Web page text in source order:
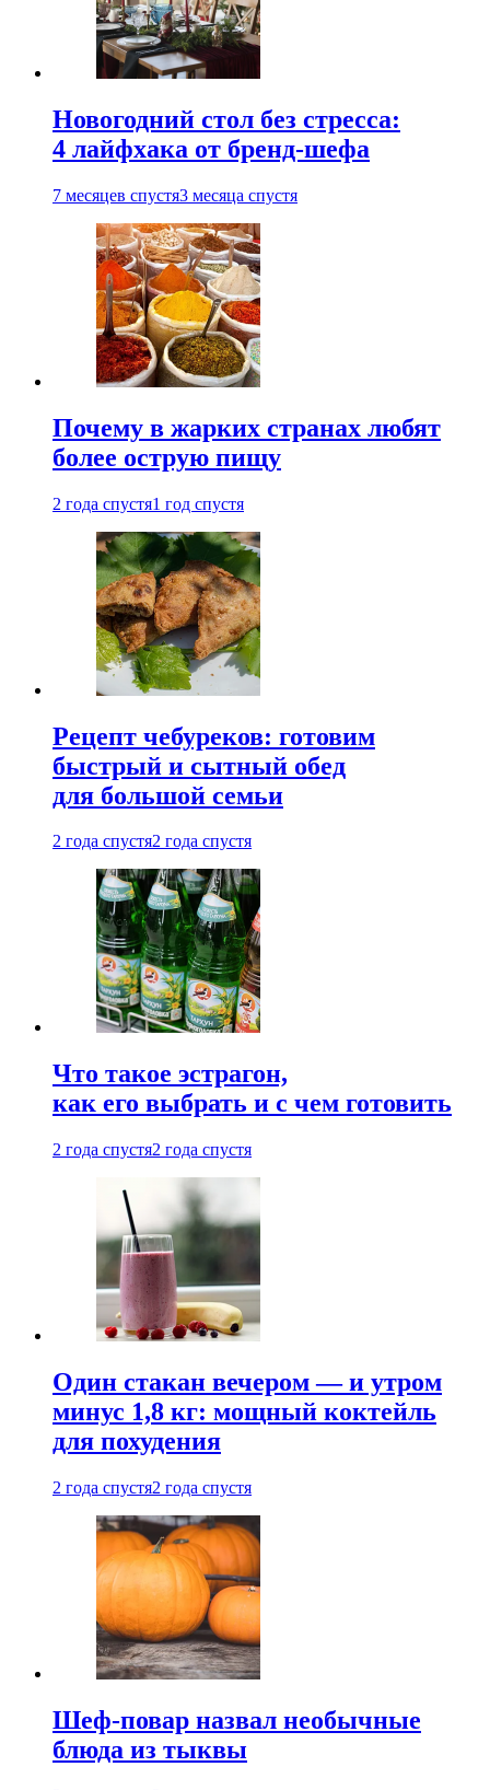
Новогодний стол без стресса:
4 лайфхака от бренд-шефа
7 месяцев спустя3 месяца спустя
Почему в жарких странах любят
более острую пищу
2 года спустя1 год спустя
Рецепт чебуреков: готовим
быстрый и сытный обед
для большой семьи
2 года спустя2 года спустя
Что такое эстрагон,
как его выбрать и с чем готовить
2 года спустя2 года спустя
Один стакан вечером — и утром
минус 1,8 кг: мощный коктейль
для похудения
2 года спустя2 года спустя
Шеф-повар назвал необычные
блюда из тыквы